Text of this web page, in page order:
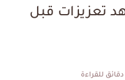
تعزيزات قبل